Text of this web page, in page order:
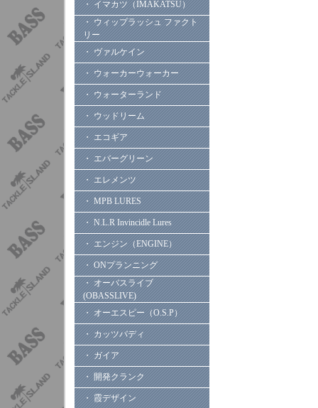
・ イマカツ（IMAKATSU）
・ ウィップラッシュ ファクト
リー
・ ヴァルケイン
・ ウォーカーウォーカー
・ ウォーターランド
・ ウッドリーム
・ エコギア
・ エバーグリーン
・ エレメンツ
・ MPB LURES
・ N.L.R Invincidle Lures
・ エンジン（ENGINE）
・ ONプランニング
・ オーバスライブ
(OBASSLIVE)
・ オーエスピー（O.S.P）
・ カッツバディ
・ ガイア
・ 開発クランク
・ 霞デザイン